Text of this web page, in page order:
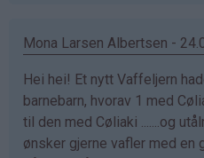
Mona Larsen Albertsen -
Hei hei! Et nytt Vaffeljern
barnebarn, hvorav 1 med
til den med Cøliaki .......og
ønsker gjerne vafler med